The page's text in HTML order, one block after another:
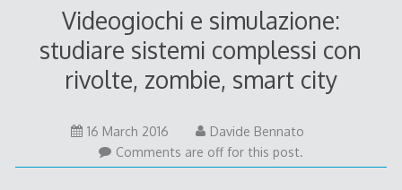
Videogiochi e simulazione:
studiare sistemi complessi con
rivolte, zombie, smart city
16 March 2016
Davide Bennato
Comments are off for this post.